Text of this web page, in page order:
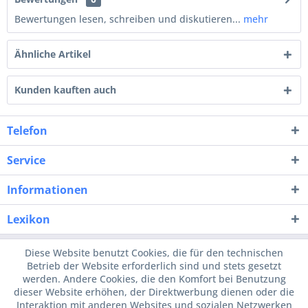
Bewertungen lesen, schreiben und diskutieren... mehr
Ähnliche Artikel
Kunden kauften auch
Telefon
Service
Informationen
Lexikon
Diese Website benutzt Cookies, die für den technischen
Betrieb der Website erforderlich sind und stets gesetzt
werden. Andere Cookies, die den Komfort bei Benutzung
dieser Website erhöhen, der Direktwerbung dienen oder die
Interaktion mit anderen Websites und sozialen Netzwerken